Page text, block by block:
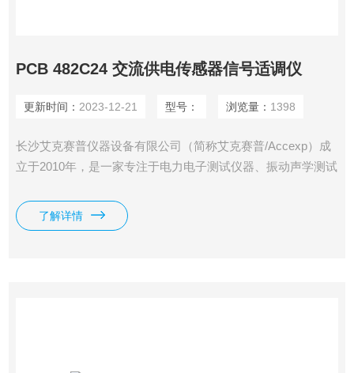
PCB 482C24 交流供电传感器信号适调仪
更新时间： 2023-12-21 型号： 浏览量： 1398
长沙艾克赛普仪器设备有限公司（简称艾克赛普/Accexp）成
立于2010年，是一家专注于电力电子测试仪器、振动声学测试
公司。公司具有10余年从业经验，拥有**的研发技术团队和销
售团队。PCB 482C24 交流供电传感器信号适调仪
了解详情